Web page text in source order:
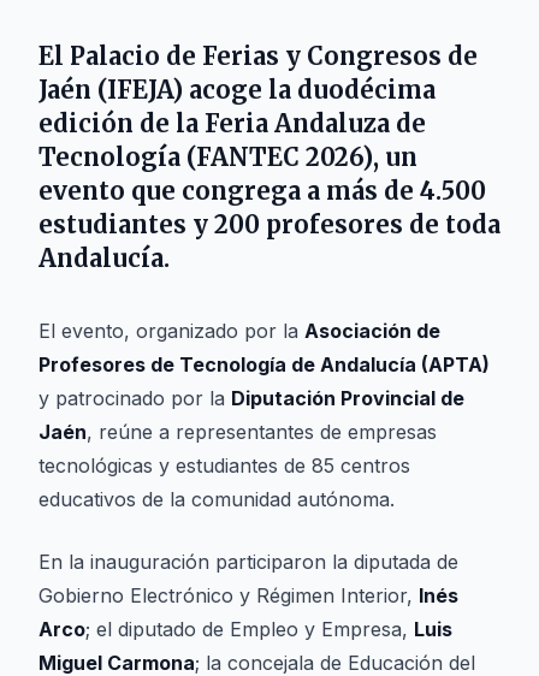
El Palacio de Ferias y Congresos de
Jaén (IFEJA) acoge la duodécima
edición de la Feria Andaluza de
Tecnología (FANTEC 2026), un
evento que congrega a más de 4.500
estudiantes y 200 profesores de toda
Andalucía.
El evento, organizado por la Asociación de
Profesores de Tecnología de Andalucía (APTA)
y patrocinado por la Diputación Provincial de
Jaén, reúne a representantes de empresas
tecnológicas y estudiantes de 85 centros
educativos de la comunidad autónoma.
En la inauguración participaron la diputada de
Gobierno Electrónico y Régimen Interior, Inés
Arco; el diputado de Empleo y Empresa, Luis
Miguel Carmona; la concejala de Educación del